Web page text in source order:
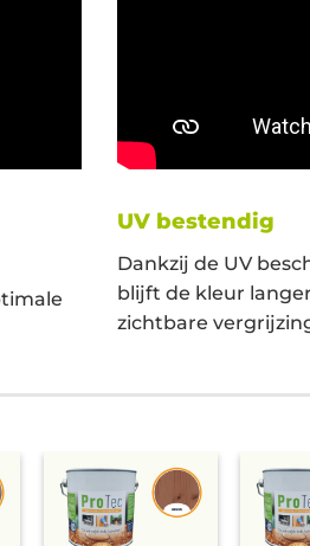
UV bestendig
Dankzij de UV
blijft de kleur
zichtbare